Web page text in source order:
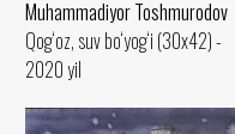
Muhammadiyor Toshmurodov
Qog‘oz, suv bo‘yog‘i (30x42) -
2020 yil